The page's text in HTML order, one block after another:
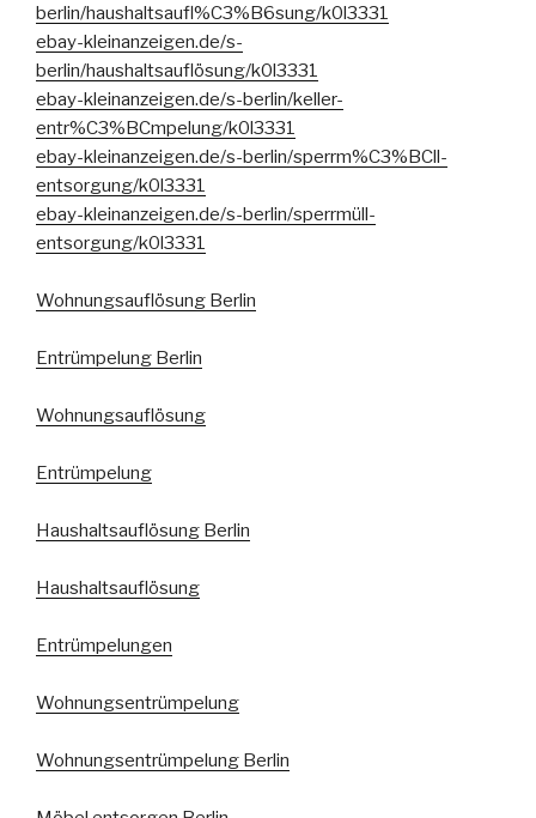
berlin/haushaltsaufl%C3%B6sung/k0l3331
ebay-kleinanzeigen.de/s-
berlin/haushaltsauflösung/k0l3331
ebay-kleinanzeigen.de/s-berlin/keller-
entr%C3%BCmpelung/k0l3331
ebay-kleinanzeigen.de/s-berlin/sperrm%C3%BCll-
entsorgung/k0l3331
ebay-kleinanzeigen.de/s-berlin/sperrmüll-
entsorgung/k0l3331
Wohnungsauflösung Berlin
Entrümpelung Berlin
Wohnungsauflösung
Entrümpelung
Haushaltsauflösung Berlin
Haushaltsauflösung
Entrümpelungen
Wohnungsentrümpelung
Wohnungsentrümpelung Berlin